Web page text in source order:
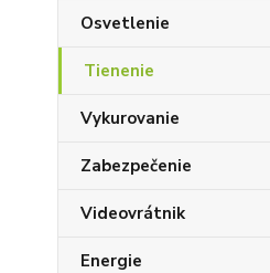
Osvetlenie
Tienenie
Vykurovanie
Zabezpečenie
Videovrátnik
Energie